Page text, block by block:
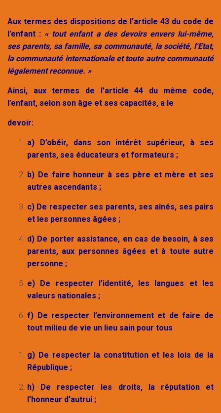
Aux termes des dispositions de l’article 43 du code de
l’enfant : « tout enfant a des devoirs envers lui-même,
ses parents, sa famille, sa communauté, la société, l’Etat,
la communauté internationale et toute autre communauté
légalement reconnue. »
Ainsi, aux termes de l’article 44 du même code,
l’enfant, selon son âge et ses capacités, a le
devoir:
a) D’obéir, dans son intérêt supérieur, à ses
parents, ses éducateurs et formateurs ;
b) De faire honneur à ses père et mère et ses
autres ascendants ;
c) De respecter ses parents, ses aînés, ses pairs
et les personnes âgées ;
d) De porter assistance, en cas de besoin, à ses
parents, aux personnes âgées et à toute autre
personne ;
e) De respecter l’identité, les langues et les
valeurs nationales ;
f) De respecter l’environnement et de faire de
tout milieu de vie un lieu sain pour tous
g) De respecter la constitution et les lois de la
République ;
h) De respecter les droits, la réputation et
l’honneur d’autrui ;